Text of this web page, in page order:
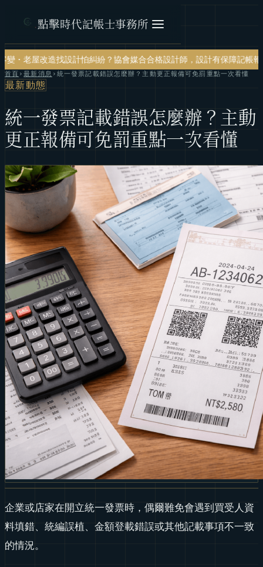
點擊時代記帳士事務所
糾紛？協會媒合合格設計師，設計有保障記帳報稅・節稅規劃・帳務健
首頁 ›最新消息 › 統一發票記載錯誤怎麼辦？主動更正報備可免罰重點一次看懂
最新動態
統一發票記載錯誤怎麼辦？主動
更正報備可免罰重點一次看懂
企業或店家在開立統一發票時，偶爾難免會遇到買受人資
料填錯、統編誤植、金額登載錯誤或其他記載事項不一致
的情況。